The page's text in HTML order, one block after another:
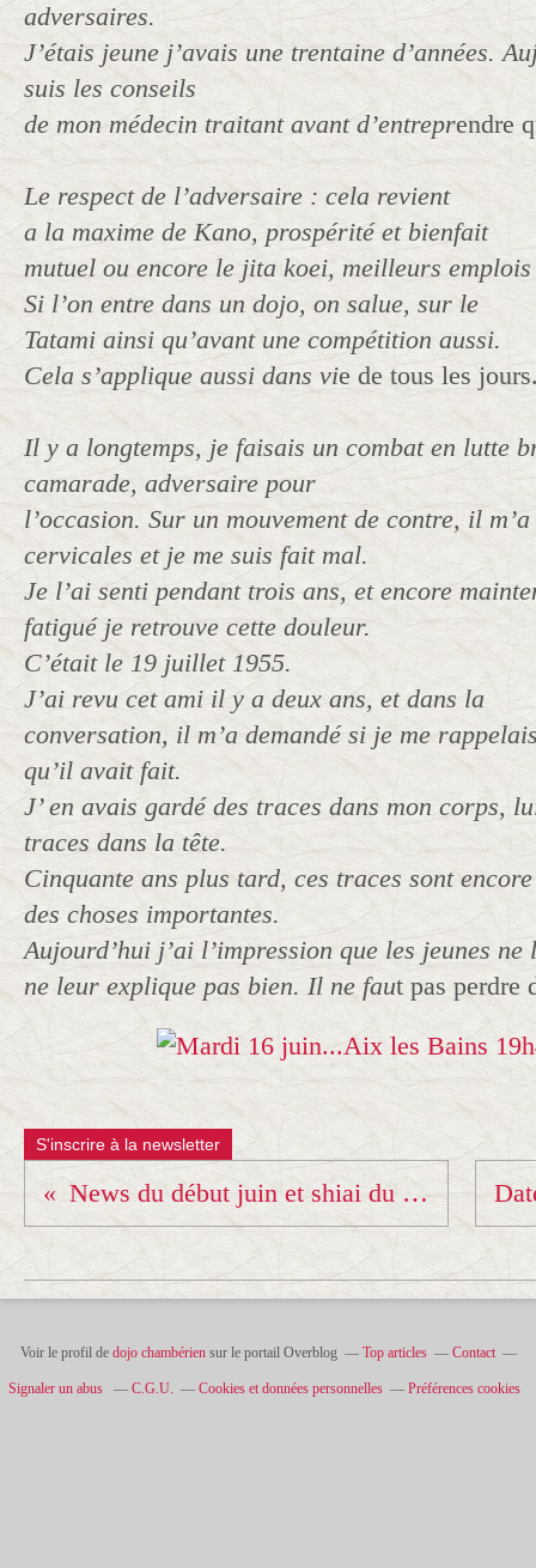
adversaires.
J’étais jeune j’avais une trentaine d’années.
suis les conseils
de mon médecin traitant avant d’entreprendre
Le respect de l’adversaire : cela revient
a la maxime de Kano, prospérité et bienfait
mutuel ou encore le jita koei, meilleurs emplois
Si l’on entre dans un dojo, on salue, sur le
Tatami ainsi qu’avant une compétition aussi.
Cela s’applique aussi dans vie de tous les
Il y a longtemps, je faisais un combat en lutte
camarade, adversaire pour
l’occasion. Sur un mouvement de contre, il
cervicales et je me suis fait mal.
Je l’ai senti pendant trois ans, et encore
fatigué je retrouve cette douleur.
C’était le 19 juillet 1955.
J’ai revu cet ami il y a deux ans, et dans la
conversation, il m’a demandé si je me
qu’il avait fait.
J’ en avais gardé des traces dans mon corps,
traces dans la tête.
Cinquante ans plus tard, ces traces sont
des choses importantes.
Aujourd’hui j’ai l’impression que les jeunes ne
ne leur explique pas bien. Il ne faut pas perdre
S'inscrire à la newsletter
News du début juin et shiai du 14 juin
Voir le profil de dojo chambériensur le portail Overblog Top articles Contact
Signaler un abus C.G.U. Cookies et données personnelles Préférences cookies